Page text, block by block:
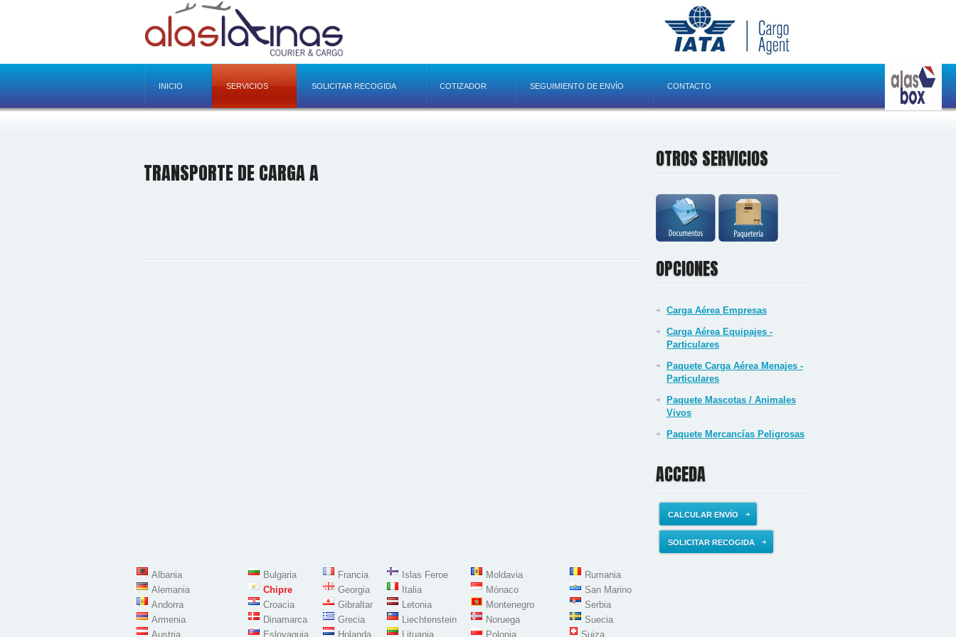
INICIO SERVICIOS SOLICITAR RECOGIDA COTIZADOR SEGUIMIENTO DE ENVÍO CONTACTO
TRANSPORTE DE CARGA A
OTROS SERVICIOS
OPCIONES
Carga Aérea Empresas
Carga Aérea Equipajes -
Particulares
Paquete Carga Aérea Menajes -
Particulares
Paquete Mascotas / Animales
Vivos
Paquete Mercancías Peligrosas
ACCEDA
CALCULAR ENVÍO
SOLICITAR RECOGIDA
Albania
Alemania
Andorra
Armenia
Austria
Bulgaria
Chipre
Croacia
Dinamarca
Eslovaquia
Francia
Georgia
Gibraltar
Grecia
Holanda
Islas Feroe
Italia
Letonia
Liechtenstein
Lituania
Moldavia
Mónaco
Montenegro
Noruega
Polonia
Rumania
San Marino
Serbia
Suecia
Suiza